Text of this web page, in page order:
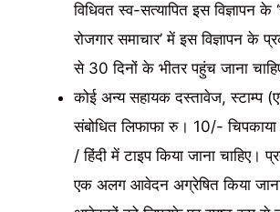
विधिवत स्व-सत्यापित इस विज्ञापन के
रोजगार समाचार’ में इस विज्ञापन के
से 30 दिनों के भीतर पहुंच जाना
कोई अन्य सहायक दस्तावेज, स्टाम्प
संबोधित लिफाफा रु। 10/-
/ हिंदी में टाइप किया जाना चाहिए।
एक अलग आवेदन अग्रेषित किया जाना